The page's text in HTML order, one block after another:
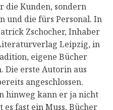
die Kunden, sondern
und die fürs Personal. In
Zschocher, Inhaber
Leipzig, in
eigene Bücher
Die erste Autorin aus
angeschlossen.
hinweg kann er ja nicht
fast ein Muss, Bücher